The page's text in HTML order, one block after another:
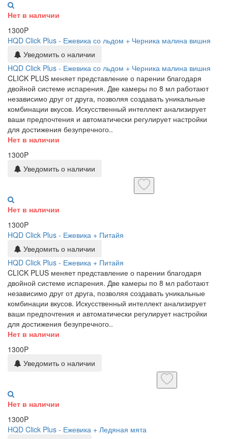
Нет в наличии
1300P
HQD Click Plus - Ежевика со льдом + Черника малина вишня
Уведомить о наличии
HQD Click Plus - Ежевика со льдом + Черника малина вишня
CLICK PLUS меняет представление о парении благодаря
двойной системе испарения. Две камеры по 8 мл работают
независимо друг от друга, позволяя создавать уникальные
комбинации вкусов. Искусственный интеллект анализирует
ваши предпочтения и автоматически регулирует настройки
для достижения безупречного..
Нет в наличии
1300P
Уведомить о наличии
Нет в наличии
1300P
HQD Click Plus - Ежевика + Питайя
Уведомить о наличии
HQD Click Plus - Ежевика + Питайя
CLICK PLUS меняет представление о парении благодаря
двойной системе испарения. Две камеры по 8 мл работают
независимо друг от друга, позволяя создавать уникальные
комбинации вкусов. Искусственный интеллект анализирует
ваши предпочтения и автоматически регулирует настройки
для достижения безупречного..
Нет в наличии
1300P
Уведомить о наличии
Нет в наличии
1300P
HQD Click Plus - Ежевика + Ледяная мята